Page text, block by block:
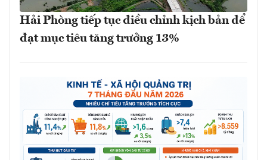
Hải Phòng tiếp tục điều chỉnh kịch bản để
đạt mục tiêu tăng trưởng 13%